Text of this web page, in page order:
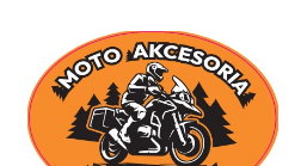
Przejdź
do
nawigacji
Przejdź
do
treści